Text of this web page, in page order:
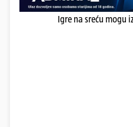
Igre na sreću mogu